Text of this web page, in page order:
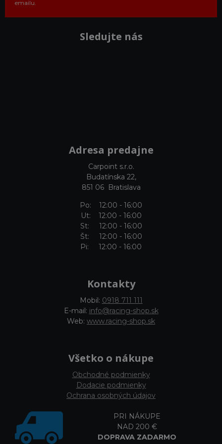
emailu.
Sledujte nás
Adresa predajne
Carpoint s.r.o.
Budatínska 22,
851 06 Bratislava
Po: 12:00 - 16:00
Ut: 12:00 - 16:00
St: 12:00 - 16:00
Št: 12:00 - 16:00
Pi: 12:00 - 16:00
Kontakty
Mobil: 0918 711 111
E-mail: info@racing-shop.sk
Web: www.racing-shop.sk
Všetko o nákupe
Obchodné podmienky
Dodacie podmienky
Ochrana osobných údajov
PRI NÁKUPE
NAD 200 €
DOPRAVA ZADARMO